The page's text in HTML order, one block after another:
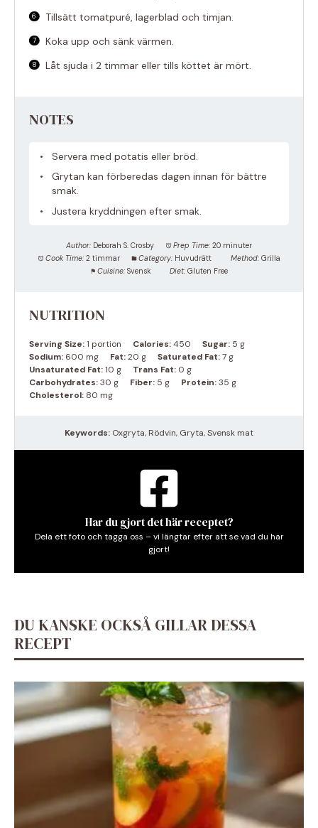
Tillsätt tomatpuré, lagerblad och timjan.
Koka upp och sänk värmen.
Låt sjuda i 2 timmar eller tills köttet är mört.
NOTES
Servera med potatis eller bröd.
Grytan kan förberedas dagen innan för bättre
smak.
Justera kryddningen efter smak.
Author: Deborah S. Crosby Prep Time: 20 minuter
Cook Time: 2 timmar Category: Huvudrätt Method: Grilla
Cuisine: Svensk Diet: Gluten Free
NUTRITION
Serving Size:1 portion Calories:450 Sugar: 5 g
Sodium: 600 mg Fat:20 g Saturated Fat:7 g
Unsaturated Fat:10 g Trans Fat: 0 g
Carbohydrates:30 g Fiber: 5 g Protein:35 g
Cholesterol: 80 mg
Keywords: Oxgryta, Rödvin, Gryta, Svensk mat
Har du gjort det här receptet?
Dela ett foto och tagga oss – vi längtar efter att se vad du har
gjort!
DU KANSKE OCKSÅ GILLAR DESSA
RECEPT